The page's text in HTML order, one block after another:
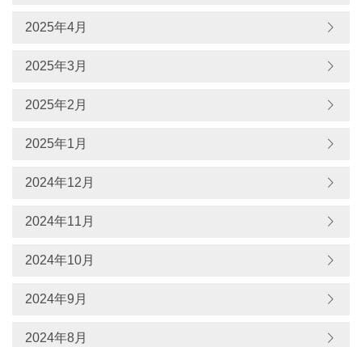
2025年4月
2025年3月
2025年2月
2025年1月
2024年12月
2024年11月
2024年10月
2024年9月
2024年8月